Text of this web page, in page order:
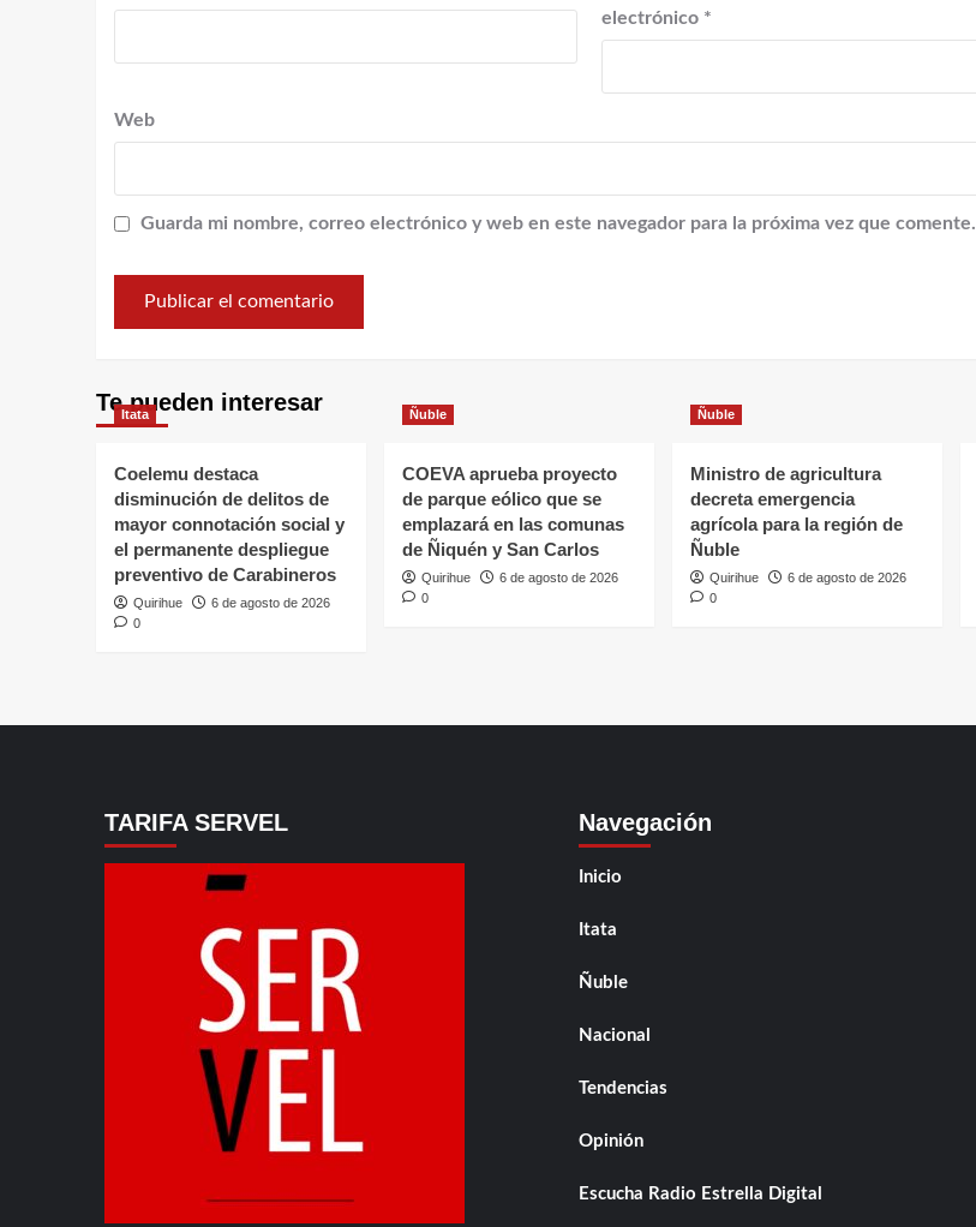
electrónico *
Web
Guarda mi nombre, correo electrónico y web en este navegador para la próxima vez que comente.
Te pueden interesar
Itata
Coelemu destaca
disminución de delitos de
mayor connotación social y
el permanente despliegue
preventivo de Carabineros
Quirihue
6 de agosto de 2026
0
Ñuble
COEVA aprueba proyecto
de parque eólico que se
emplazará en las comunas
de Ñiquén y San Carlos
Quirihue
6 de agosto de 2026
0
Ñuble
Ministro de agricultura
decreta emergencia
agrícola para la región de
Ñuble
Quirihue
6 de agosto de 2026
0
TARIFA SERVEL Navegación
Inicio
Itata
Ñuble
Nacional
Tendencias
Opinión
Escucha Radio Estrella Digital